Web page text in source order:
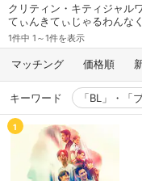
クリティン・キティジャル
てぃんきてぃじゃるわんな
1件中 1～1件を表示
マッチング 価格順
キーワード 「BL」・「
1